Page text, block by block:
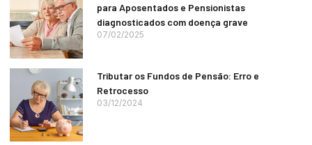
para Aposentados e Pensionistas
diagnosticados com doença grave
07/02/2025
Tributar os Fundos de Pensão: Erro e
Retrocesso
03/12/2024